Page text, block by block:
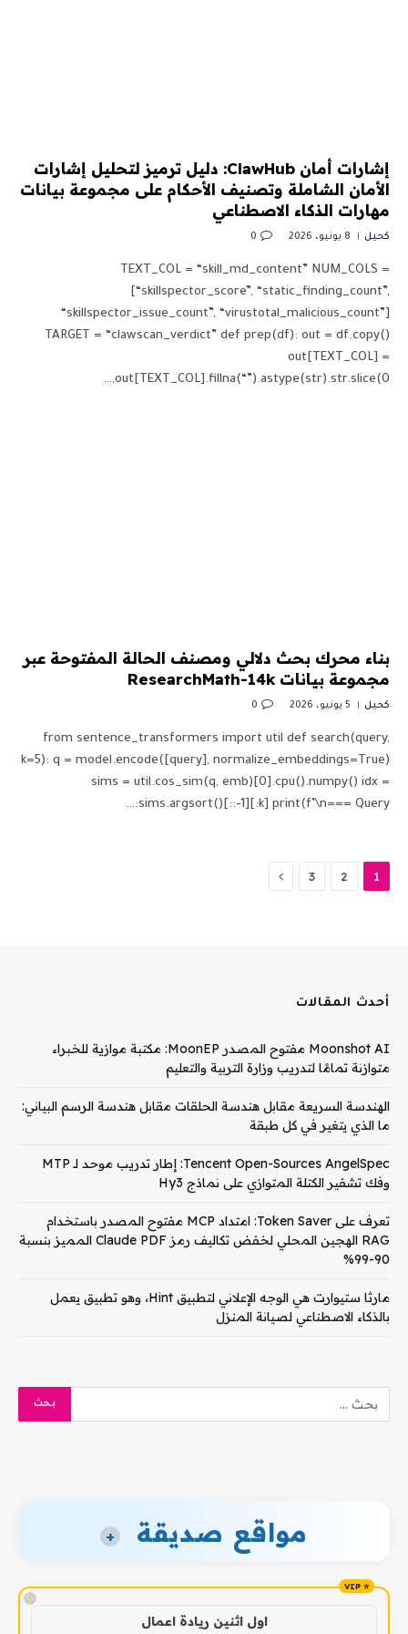
إشارات أمان ClawHub: دليل ترميز لتحليل إشارات
الأمان الشاملة وتصنيف الأحكام على مجموعة بيانات
مهارات الذكاء الاصطناعي
كحيل 8 يونيو، 2026 0
TEXT_COL = “skill_md_content” NUM_COLS =
[“skillspector_score”, “static_finding_count”,
“skillspector_issue_count”, “virustotal_malicious_count”]
TARGET = “clawscan_verdict” def prep(df): out = df.copy()
out[TEXT_COL] =
out[TEXT_COL].fillna(“”).astype(str).str.slice(0,…
بناء محرك بحث دلالي ومصنف الحالة المفتوحة عبر
مجموعة بيانات ResearchMath-14k
كحيل 5 يونيو، 2026 0
from sentence_transformers import util def search(query,
k=5): q = model.encode([query], normalize_embeddings=True)
sims = util.cos_sim(q, emb)[0].cpu().numpy() idx =
sims.argsort()[::-1][:k] print(f’\n=== Query:…
1
2
3 التالي
أحدث المقالات
Moonshot AI مفتوح المصدر MoonEP: مكتبة موازية للخبراء
متوازنة تمامًا لتدريب وزارة التربية والتعليم
الهندسة السريعة مقابل هندسة الحلقات مقابل هندسة الرسم البياني:
ما الذي يتغير في كل طبقة
Tencent Open-Sources AngelSpec: إطار تدريب موحد لـ MTP
وفك تشفير الكتلة المتوازي على نماذج Hy3
تعرف على Token Saver: امتداد MCP مفتوح المصدر باستخدام
RAG الهجين المحلي لخفض تكاليف رمز Claude PDF المميز بنسبة
90-99%
مارثا ستيوارت هي الوجه الإعلاني لتطبيق Hint، وهو تطبيق يعمل
بالذكاء الاصطناعي لصيانة المنزل
مواقع صديقة +
!
اول اثنين ريادة اعمال